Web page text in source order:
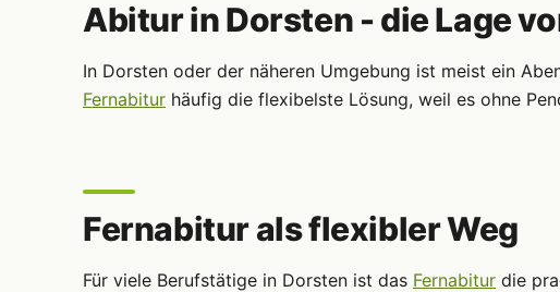
Abitur in Dorsten - die Lage
In Dorsten oder der näheren Umgebung ist meist ein
Fernabitur häufig die flexibelste Lösung, weil es ohne
Fernabitur als flexibler Weg
Für viele Berufstätige in Dorsten ist das Fernabitur die